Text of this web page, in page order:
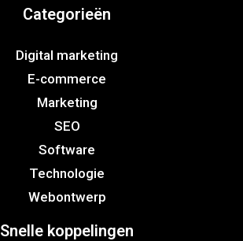
Categorieën
Digital marketing
E-commerce
Marketing
SEO
Software
Technologie
Webontwerp
Snelle koppelingen